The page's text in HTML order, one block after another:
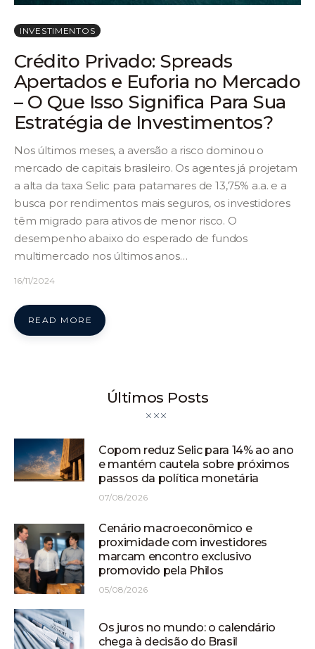
INVESTIMENTOS
Crédito Privado: Spreads
Apertados e Euforia no Mercado
– O Que Isso Significa Para Sua
Estratégia de Investimentos?
Nos últimos meses, a aversão a risco dominou o
mercado de capitais brasileiro. Os agentes já projetam
a alta da taxa Selic para patamares de 13,75% a.a. e a
busca por rendimentos mais seguros, os investidores
têm migrado para ativos de menor risco. O
desempenho abaixo do esperado de fundos
multimercado nos últimos anos…
16/11/2024
READ MORE
Últimos Posts
Copom reduz Selic para 14% ao ano
e mantém cautela sobre próximos
passos da política monetária
07/08/2026
Cenário macroeconômico e
proximidade com investidores
marcam encontro exclusivo
promovido pela Philos
05/08/2026
Os juros no mundo: o calendário
chega à decisão do Brasil